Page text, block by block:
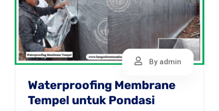
By admin
Waterproofing Membrane
Tempel untuk Pondasi